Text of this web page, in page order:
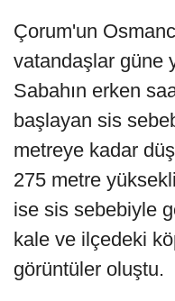
Çorum'un
vatandaşlar güne
Sabahın erken
başlayan sis
metreye kadar
275 metre
ise sis sebebiyle
kale ve ilçedeki
görüntüler oluştu.